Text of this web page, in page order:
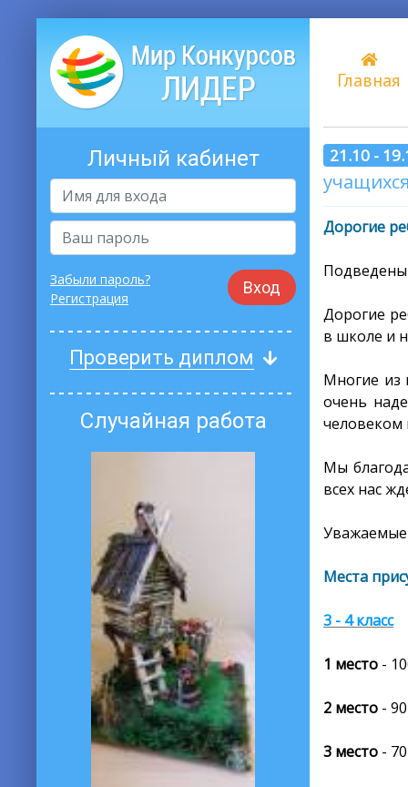
Главная
Личный кабинет
Вход
Забыли пароль?
Регистрация
Проверить диплом
Случайная работа
21.10 -
Дорогие
Подведены
Дорогие
в школе и
Многие из
очень
человеком
Мы
всех нас
Уважаемые
Места
3 - 4 класс
1 место -
2 место -
3 место -